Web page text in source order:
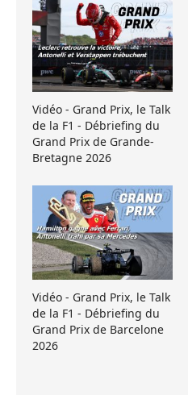
Vidéo - Grand Prix, le Talk
de la F1 - Débriefing du
Grand Prix de Grande-
Bretagne 2026
Vidéo - Grand Prix, le Talk
de la F1 - Débriefing du
Grand Prix de Barcelone
2026